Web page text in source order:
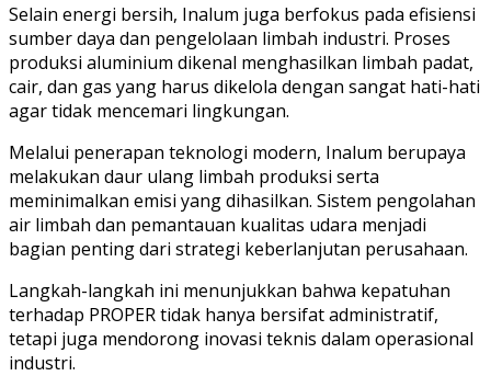
Selain energi bersih, Inalum juga berfokus pada efisiensi
sumber daya dan pengelolaan limbah industri. Proses
produksi aluminium dikenal menghasilkan limbah padat,
cair, dan gas yang harus dikelola dengan sangat hati-hati
agar tidak mencemari lingkungan.
Melalui penerapan teknologi modern, Inalum berupaya
melakukan daur ulang limbah produksi serta
meminimalkan emisi yang dihasilkan. Sistem pengolahan
air limbah dan pemantauan kualitas udara menjadi
bagian penting dari strategi keberlanjutan perusahaan.
Langkah-langkah ini menunjukkan bahwa kepatuhan
terhadap PROPER tidak hanya bersifat administratif,
tetapi juga mendorong inovasi teknis dalam operasional
industri.